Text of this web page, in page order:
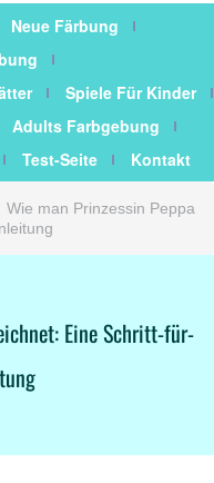
Neue Färbung
Spiele Für Kinder
Adults Farbgebung
Test-Seite Kontakt
Wie man Prinzessin Peppa
Eine Schritt-für-